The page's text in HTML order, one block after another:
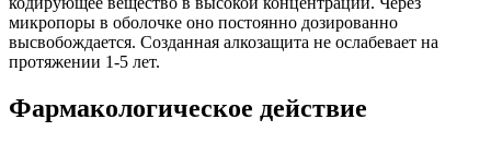
микропоры в оболочке оно постоянно дозированно
высвобождается. Созданная алкозащита не ослабевает на
протяжении 1-5 лет.
Фармакологическое действие